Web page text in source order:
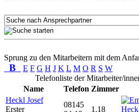
Sprung zu den Mitarbeitern mit dem
B E F G H J K L M O R S W
Telefonliste der Mitarbeiter/
Name
Telefon Zimmer
Heckl Josef
Erster
08145
1.18